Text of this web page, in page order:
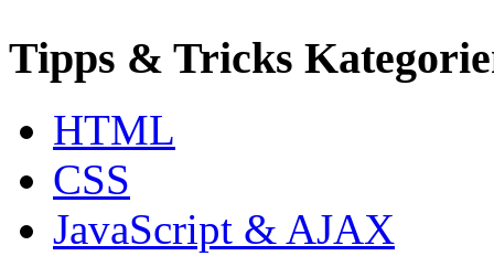
Tipps & Tricks
HTML
CSS
JavaScript & AJAX